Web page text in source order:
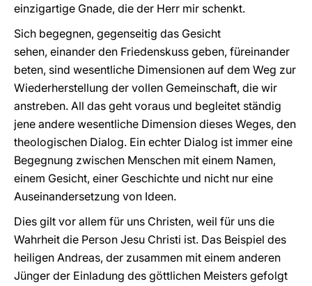
einzigartige Gnade, die der Herr mir schenkt.
Sich begegnen, gegenseitig das Gesicht
sehen, einander den Friedenskuss geben, füreinander
beten, sind wesentliche Dimensionen auf dem Weg zur
Wiederherstellung der vollen Gemeinschaft, die wir
anstreben. All das geht voraus und begleitet ständig
jene andere wesentliche Dimension dieses Weges, den
theologischen Dialog. Ein echter Dialog ist immer eine
Begegnung zwischen Menschen mit einem Namen,
einem Gesicht, einer Geschichte und nicht nur eine
Auseinandersetzung von Ideen.
Dies gilt vor allem für uns Christen, weil für uns die
Wahrheit die Person Jesu Christi ist. Das Beispiel des
heiligen Andreas, der zusammen mit einem anderen
Jünger der Einladung des göttlichen Meisters gefolgt